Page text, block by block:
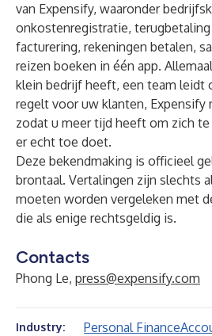
van Expensify, waaronder
onkostenregistratie,
facturering, rekeningen betalen,
reizen boeken in één app.
klein bedrijf heeft, een team leidt
regelt voor uw klanten, Expensify
zodat u meer tijd heeft om zich
er echt toe doet.
Deze bekendmaking is officieel
brontaal. Vertalingen zijn slechts
moeten worden vergeleken met
die als enige rechtsgeldig is.
Contacts
Phong Le, press@expensify.com
Industry: Personal Finance